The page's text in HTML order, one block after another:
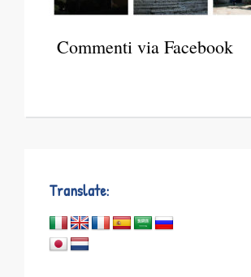
Commenti via Facebook
Translate: